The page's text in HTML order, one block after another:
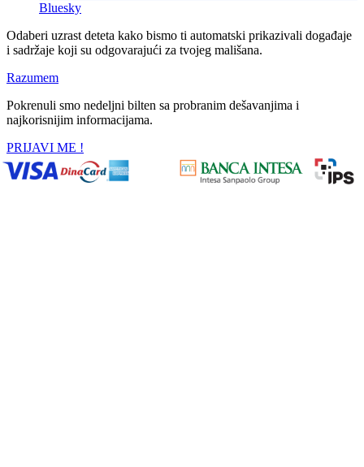
Bluesky
Odaberi uzrast deteta kako bismo ti automatski prikazivali događaje
i sadržaje koji su odgovarajući za tvojeg mališana.
Razumem
Pokrenuli smo nedeljni bilten sa probranim dešavanjima i
najkorisnijim informacijama.
PRIJAVI ME !